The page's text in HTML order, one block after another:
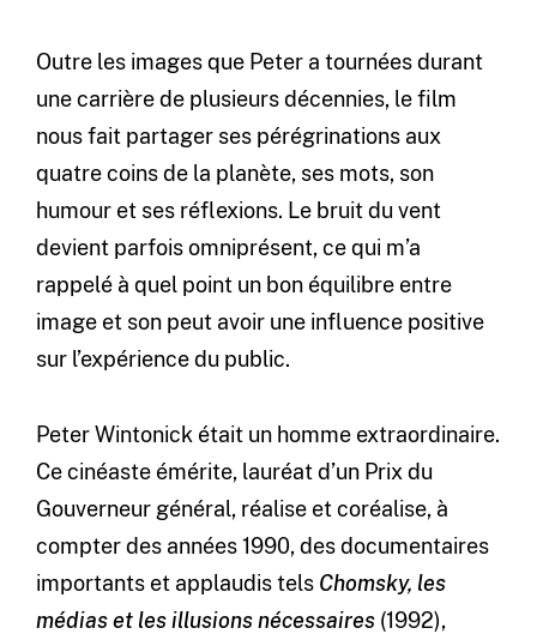
Outre les images que Peter a tournées durant
une carrière de plusieurs décennies, le film
nous fait partager ses pérégrinations aux
quatre coins de la planète, ses mots, son
humour et ses réflexions. Le bruit du vent
devient parfois omniprésent, ce qui m’a
rappelé à quel point un bon équilibre entre
image et son peut avoir une influence positive
sur l’expérience du public.
Peter Wintonick était un homme extraordinaire.
Ce cinéaste émérite, lauréat d’un Prix du
Gouverneur général, réalise et coréalise, à
compter des années 1990, des documentaires
importants et applaudis tels Chomsky, les
médias et les illusions nécessaires(1992),